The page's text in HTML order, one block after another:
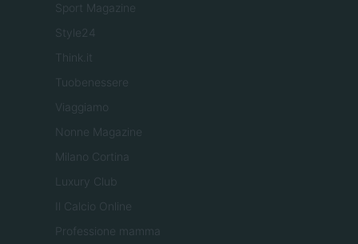
Sport Magazine
Style24
Think.it
Tuobenessere
Viaggiamo
Nonne Magazine
Milano Cortina
Luxury Club
Il Calcio Online
Professione mamma